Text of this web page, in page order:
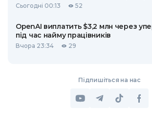
Сьогодні 00:13 52
OpenAI виплатить $3,2 млн через
під час найму працівників
Вчора 23:34 29
Підпишіться на нас